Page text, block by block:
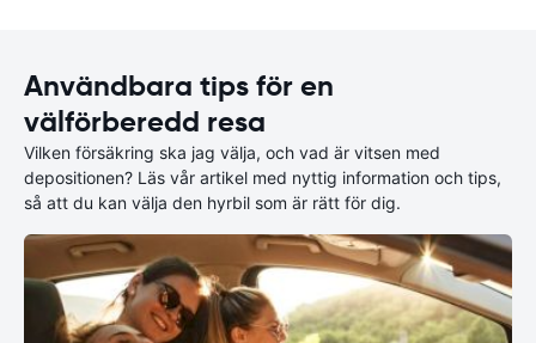
Användbara tips för en
välförberedd resa
Vilken försäkring ska jag välja, och vad är vitsen med
depositionen? Läs vår artikel med nyttig information och tips,
så att du kan välja den hyrbil som är rätt för dig.